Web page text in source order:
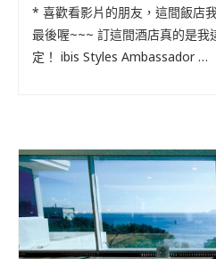
* 喜歡看影片的朋友，這間飯店
最後喔~~~ 訂這間酒店真的是我
定！ ibis Styles Ambassador …